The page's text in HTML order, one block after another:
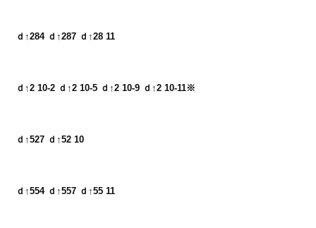
ｄ↑284 ｄ↑287 ｄ↑28 11
ｄ↑2 10-2 ｄ↑2 10-5 ｄ↑2 10-9 ｄ↑2 10-11※
ｄ↑527 ｄ↑52 10
ｄ↑554 ｄ↑557 ｄ↑55 11